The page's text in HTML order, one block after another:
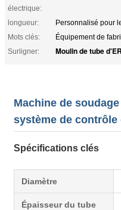
électrique:
longueur:
Personnalisé pour
Mots clés:
Équipement de
Surligner:
Moulin de tube
Machine de
système de contrôle
Spécifications clés
Diamètre
Épaisseur du tube